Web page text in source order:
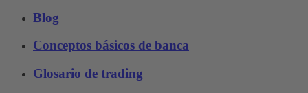
Blog
Conceptos básicos de banca
Glosario de trading